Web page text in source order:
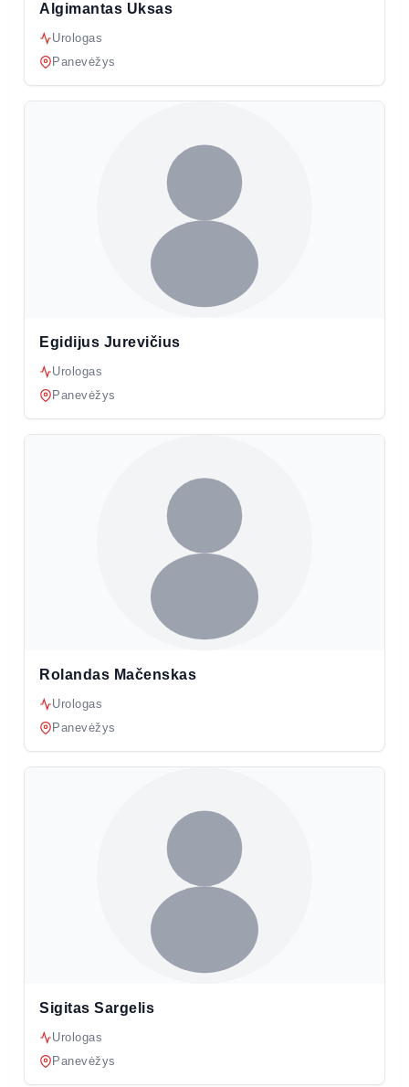
Algimantas Uksas
Urologas
Panevėžys
Egidijus Jurevičius
Urologas
Panevėžys
Rolandas Mačenskas
Urologas
Panevėžys
Sigitas Sargelis
Urologas
Panevėžys